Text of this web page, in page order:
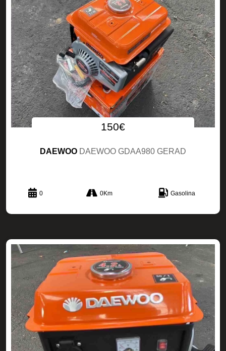
150€
DAEWOO DAEWOO GDAA980 GERAD
0 0Km Gasolina